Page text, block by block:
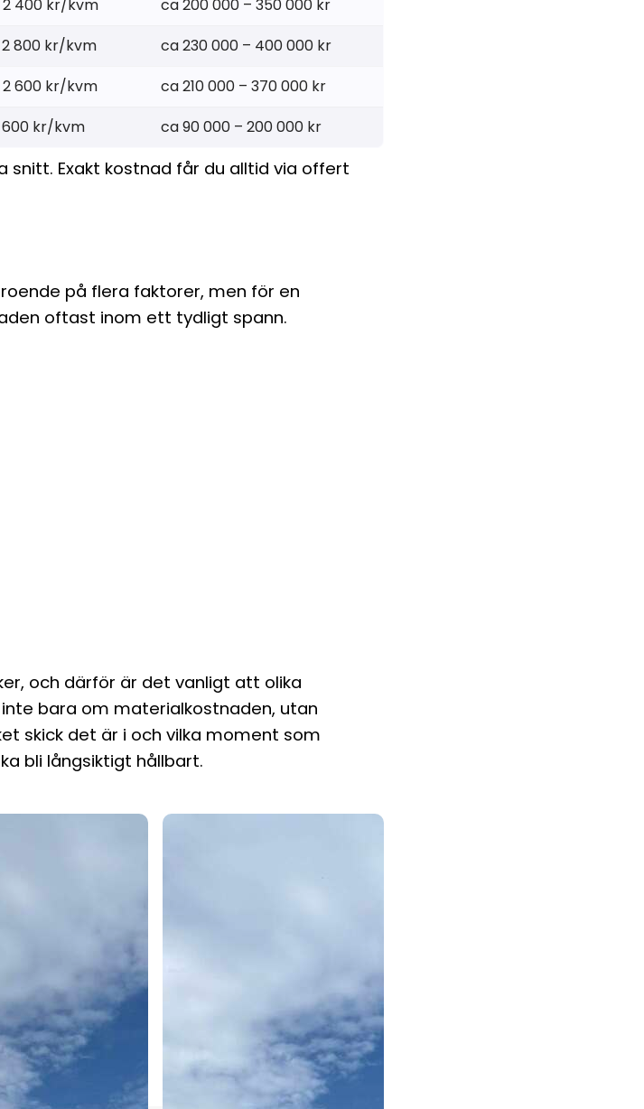
2 400 kr/kvm
ca 200 000 – 350 000 kr
2 800 kr/kvm
ca 230 000 – 400 000 kr
2 600 kr/kvm
ca 210 000 – 370 000 kr
600 kr/kvm ca 90 000 – 200 000 kr
Exakt kostnad får du alltid via offert
på flera faktorer, men för en
oftast inom ett tydligt spann.
och därför är det vanligt att olika
bara om materialkostnaden, utan
skick det är i och vilka moment som
bli långsiktigt hållbart.